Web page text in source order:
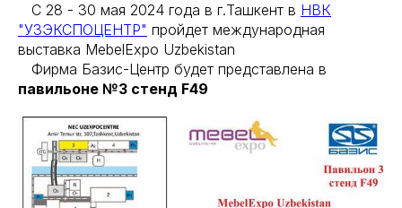
С 28 - 30 мая 2024 года в г.Ташкент в НВК
"УЗЭКСПОЦЕНТР" пройдет международная
выставка MebelExpo Uzbekistan
Фирма Базис-Центр будет представлена в
павильоне №3 стенд F49